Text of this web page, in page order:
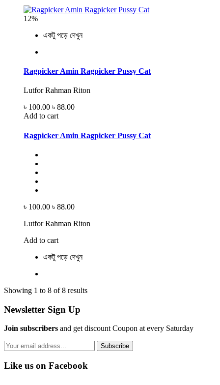
12%
একটু পড়ে দেখুন
Ragpicker Amin Ragpicker Pussy Cat
Lutfor Rahman Riton
৳ 100.00 ৳ 88.00
Add to cart
Ragpicker Amin Ragpicker Pussy Cat
৳ 100.00 ৳ 88.00
Lutfor Rahman Riton
Add to cart
একটু পড়ে দেখুন
Showing 1 to 8 of 8 results
Newsletter Sign Up
Join subscribers and get discount Coupon at every Saturday
Subscribe
Like us on Facebook